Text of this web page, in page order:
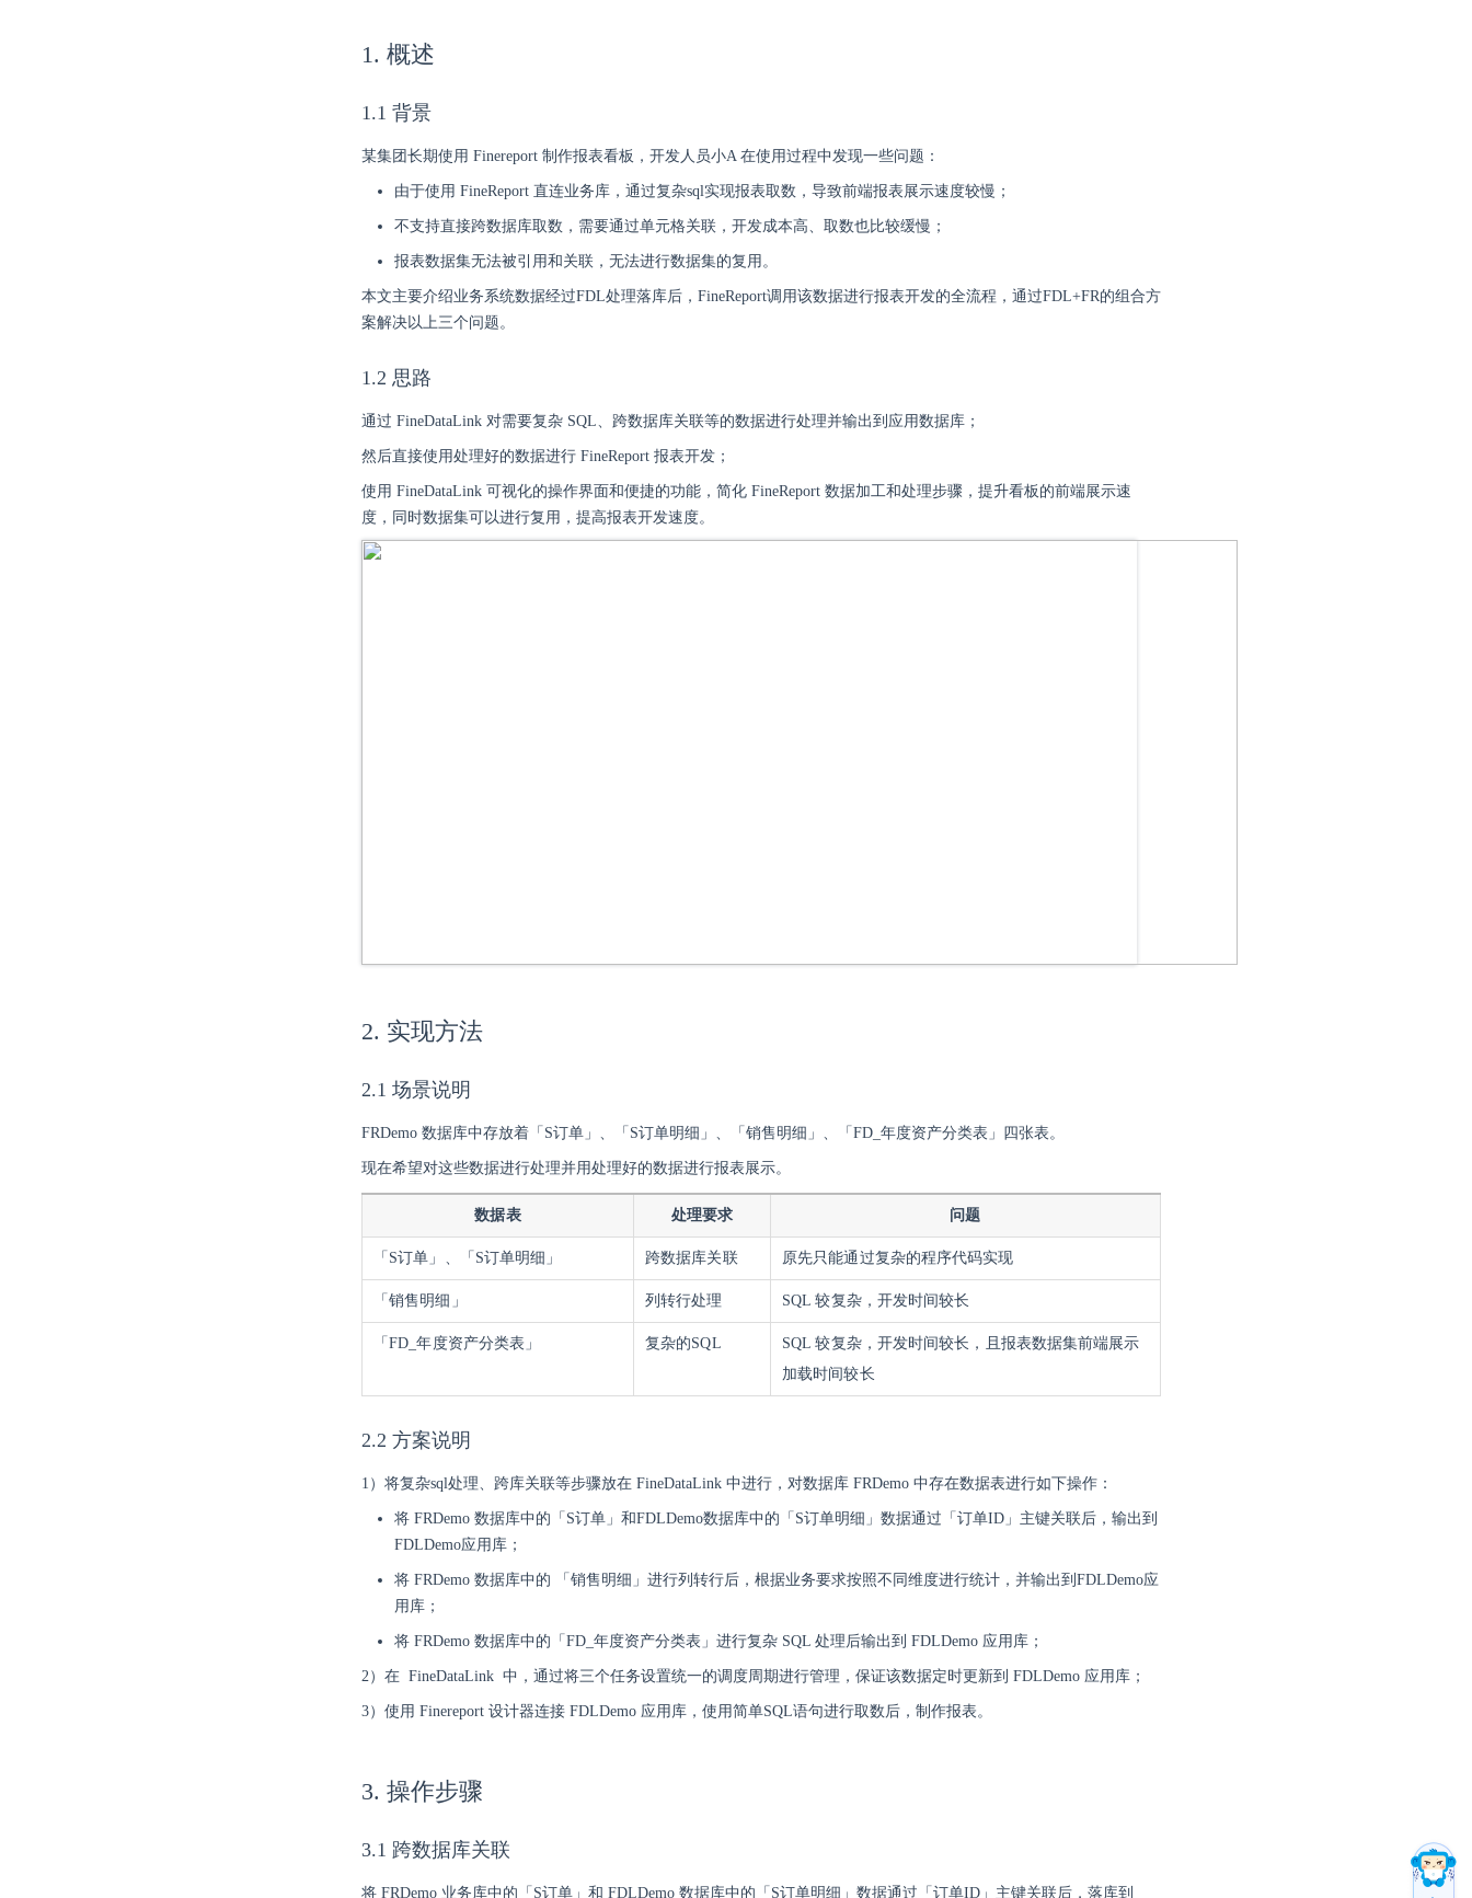
1. 概述
1.1 背景
某集团长期使用 Finereport 制作报表看板，开发人员小A 在使用过程中发现一些问题：
由于使用 FineReport 直连业务库，通过复杂sql实现报表取数，导致前端报表展示速度较慢；
不支持直接跨数据库取数，需要通过单元格关联，开发成本高、取数也比较缓慢；
报表数据集无法被引用和关联，无法进行数据集的复用。
本文主要介绍业务系统数据经过FDL处理落库后，FineReport调用该数据进行报表开发的全流程，通过FDL+FR的组合方
案解决以上三个问题。
1.2 思路
通过 FineDataLink 对需要复杂 SQL、跨数据库关联等的数据进行处理并输出到应用数据库；
然后直接使用处理好的数据进行 FineReport 报表开发；
使用 FineDataLink 可视化的操作界面和便捷的功能，简化 FineReport 数据加工和处理步骤，提升看板的前端展示速
度，同时数据集可以进行复用，提高报表开发速度。
2. 实现方法
2.1 场景说明
FRDemo 数据库中存放着「S订单」、「S订单明细」、「销售明细」、「FD_年度资产分类表」四张表。
现在希望对这些数据进行处理并用处理好的数据进行报表展示。
数据表 处理要求 问题
「S订单」、「S订单明细」 跨数据库关联 原先只能通过复杂的程序代码实现
「销售明细」 列转行处理 SQL 较复杂，开发时间较长
「FD_年度资产分类表」 复杂的SQL
SQL 较复杂，开发时间较长，且报表数据集前端展示
加载时间较长
2.2 方案说明
1）将复杂sql处理、跨库关联等步骤放在 FineDataLink 中进行，对数据库 FRDemo 中存在数据表进行如下操作：
将 FRDemo 数据库中的「S订单」和FDLDemo数据库中的「S订单明细」数据通过「订单ID」主键关联后，输出到
FDLDemo应用库；
将 FRDemo 数据库中的 「销售明细」进行列转行后，根据业务要求按照不同维度进行统计，并输出到FDLDemo应
用库；
将 FRDemo 数据库中的「FD_年度资产分类表」进行复杂 SQL 处理后输出到 FDLDemo 应用库；
2）在 FineDataLink 中，通过将三个任务设置统一的调度周期进行管理，保证该数据定时更新到 FDLDemo 应用库；
3）使用 Finereport 设计器连接 FDLDemo 应用库，使用简单SQL语句进行取数后，制作报表。
3. 操作步骤
3.1 跨数据库关联
将 FRDemo 业务库中的「S订单」和 FDLDemo 数据库中的「S订单明细」数据通过「订单ID」主键关联后，落库到